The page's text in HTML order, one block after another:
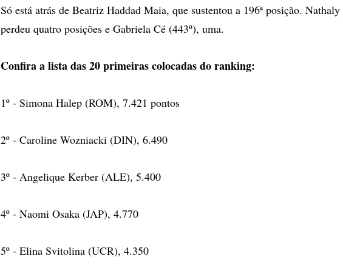
Só está atrás de Beatriz Haddad Maia, que sustentou a 196ª posição.
perdeu quatro posições e Gabriela Cé (443º), uma.
Confira a lista das 20 primeiras colocadas do ranking:
1º - Simona Halep (ROM), 7.421 pontos
2º - Caroline Wozniacki (DIN), 6.490
3º - Angelique Kerber (ALE), 5.400
4º - Naomi Osaka (JAP), 4.770
5º - Elina Svitolina (UCR), 4.350